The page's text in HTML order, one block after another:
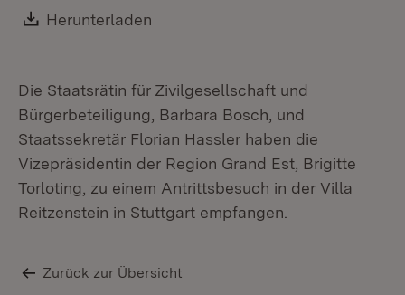
Download:
Herunterladen
Die Staatsrätin für Zivilgesellschaft und
Bürgerbeteiligung, Barbara Bosch, und
Staatssekretär Florian Hassler haben die
Vizepräsidentin der Region Grand Est, Brigitte
Torloting, zu einem Antrittsbesuch in der Villa
Reitzenstein in Stuttgart empfangen.
Zurück zur Übersicht